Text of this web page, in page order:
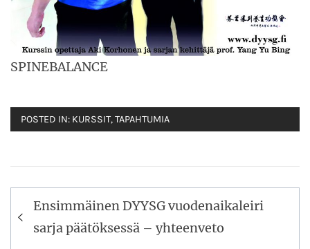
SPINEBALANCE
POSTED IN: KURSSIT,TAPAHTUMIA
Artikkelien
selaus
Ensimmäinen DYYSG vuodenaikaleiri
sarja päätöksessä – yhteenveto